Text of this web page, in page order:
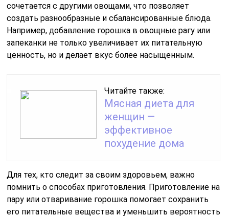
сочетается с другими овощами, что позволяет
создать разнообразные и сбалансированные блюда.
Например, добавление горошка в овощные рагу или
запеканки не только увеличивает их питательную
ценность, но и делает вкус более насыщенным.
Читайте также:
Мясная диета для
женщин —
эффективное
похудение дома
Для тех, кто следит за своим здоровьем, важно
помнить о способах приготовления. Приготовление на
пару или отваривание горошка помогает сохранить
его питательные вещества и уменьшить вероятность